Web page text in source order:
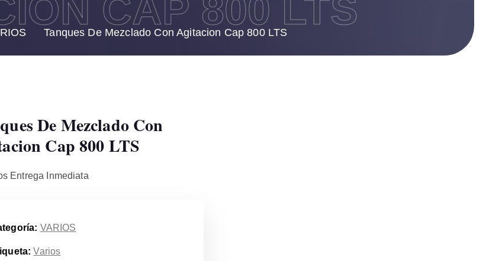
CAP 800 LTS
Tanques De Mezclado Con Agitacion Cap 800 LTS
De Mezclado Con
Cap 800 LTS
Entrega Inmediata
VARIOS
Varios